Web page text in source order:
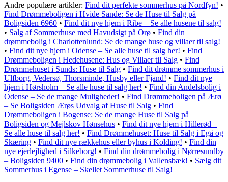
Andre populære artikler: Find dit perfekte sommerhus på Nordfyn! •
Find Drømmeboligen i Hvide Sande: Se de Huse til Salg på
Boligsiden 6960 • Find dit nye hjem i Ribe – Se alle husene til salg!
• Salg af Sommerhuse med Havudsigt på Orø • Find din
drømmebolig i Charlottenlund: Se de mange huse og villaer til salg!
• Find dit nye hjem i Odense – Se alle huse til salg her! • Find
Drømmeboligen i Hedehusene: Hus og Villaer til Salg • Find
Drømmehuset i Sunds: Huse til Salg • Find dit drømme sommerhus i
Ulfborg, Vedersø, Thorsminde, Husby eller Fjand! • Find dit nye
hjem i Hørsholm – Se alle huse til salg her! • Find din Andelsbolig i
Odense – Se de mange Muligheder! • Find Drømmeboligen på Ærø
– Se Boligsiden Ærøs Udvalg af Huse til Salg • Find
Drømmeboligen i Bogense: Se de mange Huse til Salg på
Boligsiden og Mejlskov Hønsehus • Find dit nye hjem i Hillerød –
Se alle huse til salg her! • Find Drømmehuset: Huse til Salg i Egå og
Skæring • Find dit nye rækkehus eller byhus i Kolding! • Find din
nye ejerlejlighed i Silkeborg! • Find din drømmebolig i Nørresundby
– Boligsiden 9400 • Find din drømmebolig i Vallensbæk! • Sælg dit
Sommerhus i Egense – Skellet Sommerhuse til Salg!